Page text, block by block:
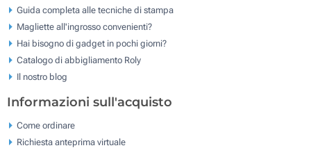
Guida completa alle tecniche di stampa
Magliette all'ingrosso convenienti?
Hai bisogno di gadget in pochi giorni?
Catalogo di abbigliamento Roly
Il nostro blog
Informazioni sull'acquisto
Come ordinare
Richiesta anteprima virtuale